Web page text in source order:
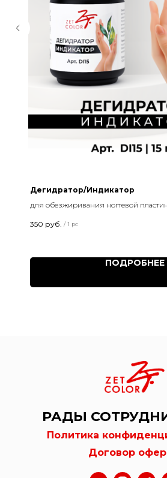
Дегидратор/Индикатор
для обезжиривания ногтевой
350 руб. / 1 pc
ПОДРОБНЕЕ
РАДЫ
Политика
Договор